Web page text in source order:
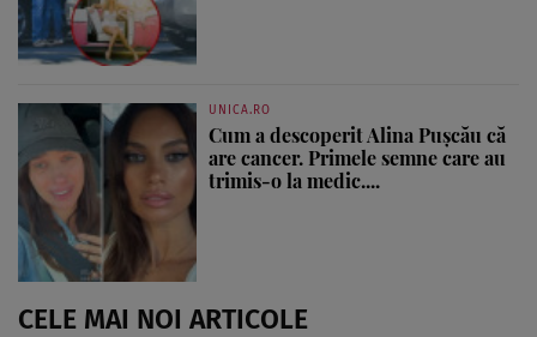
UNICA.RO
Cum a descoperit Alina Pușcău că
are cancer. Primele semne care au
trimis-o la medic....
CELE MAI NOI ARTICOLE